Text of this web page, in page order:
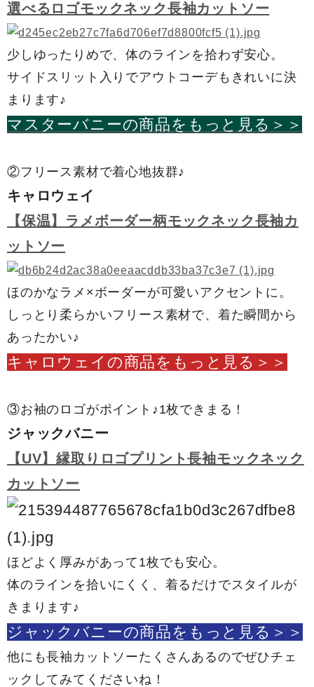
選べるロゴモックネック長袖カットソー
少しゆったりめで、体のラインを拾わず安心。
サイドスリット入りでアウトコーデもきれいに決
まります♪
マスターバニーの商品をもっと見る＞＞
②フリース素材で着心地抜群♪
キャロウェイ
【保温】ラメボーダー柄モックネック長袖カ
ットソー
ほのかなラメ×ボーダーが可愛いアクセントに。
しっとり柔らかいフリース素材で、着た瞬間から
あったかい♪
キャロウェイの商品をもっと見る＞＞
③お袖のロゴがポイント♪1枚できまる！
ジャックバニー
【UV】縁取りロゴプリント長袖モックネック
カットソー
ほどよく厚みがあって1枚でも安心。
体のラインを拾いにくく、着るだけでスタイルが
きまります♪
ジャックバニーの商品をもっと見る＞＞
他にも長袖カットソーたくさんあるのでぜひチェ
ックしてみてくださいね！